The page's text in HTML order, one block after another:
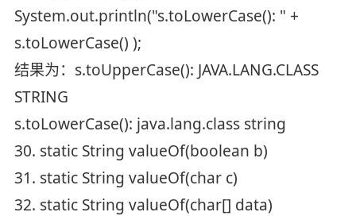
System.out.println("s.toLowerCase(): " +
s.toLowerCase() );
结果为：s.toUpperCase(): JAVA.LANG.CLASS
STRING
s.toLowerCase(): java.lang.class string
30. static String valueOf(boolean b)
31. static String valueOf(char c)
32. static String valueOf(char[] data)